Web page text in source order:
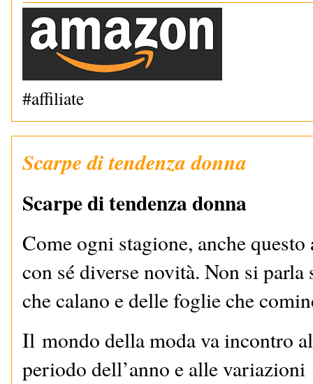
#affiliate
Scarpe di tendenza donna
Scarpe di tendenza donna
Come ogni stagione, anche
con sé diverse novità. Non si
che calano e delle foglie che
Il mondo della moda va incontro
periodo dell’anno e alle